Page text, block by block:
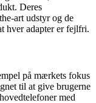
Deres
art udstyr og de
hver adapter er fejlfri.
på mærkets fokus
til at give brugerne
med